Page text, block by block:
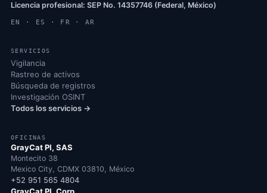
Licencia profesional: SEP No. 14357746 (Federal, México)
EN · ES · FR · AR
SERVICIOS
Vigilancia
Rastreo de activos
Búsqueda de registros
Investigación OSINT
Todos los servicios →
OFICINAS
GrayCat PI, SAS
Montecito 38
Mexico City, CDMX 03810, México
+52 951 565 4804